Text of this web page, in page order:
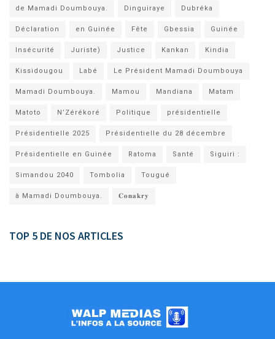
de Mamadi Doumbouya. Dinguiraye Dubréka
Déclaration en Guinée Fête Gbessia Guinée
Insécurité Juriste) Justice Kankan Kindia
Kissidougou Labé Le Président Mamadi Doumbouya
Mamadi Doumbouya. Mamou Mandiana Matam
Matoto N’Zérékoré Politique présidentielle
Présidentielle 2025 Présidentielle du 28 décembre
Présidentielle en Guinée Ratoma Santé Siguiri :
Simandou 2040 Tombolia Tougué
à Mamadi Doumbouya. 𝐂𝐨𝐧𝐚𝐤𝐫𝐲
TOP 5 DE NOS ARTICLES